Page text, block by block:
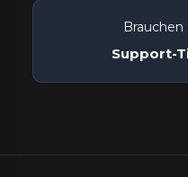
Brauchen
Support-